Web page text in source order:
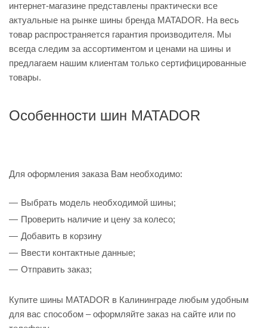
интернет-магазине представлены практически все
актуальные на рынке шины бренда MATADOR. На весь
товар распространяется гарантия производителя. Мы
всегда следим за ассортиментом и ценами на шины и
предлагаем нашим клиентам только сертифицированные
товары.
Особенности шин MATADOR
Для оформления заказа Вам необходимо:
Выбрать модель необходимой шины;
Проверить наличие и цену за колесо;
Добавить в корзину
Ввести контактные данные;
Отправить заказ;
Купите шины MATADOR в Калининграде любым удобным
для вас способом – оформляйте заказ на сайте или по